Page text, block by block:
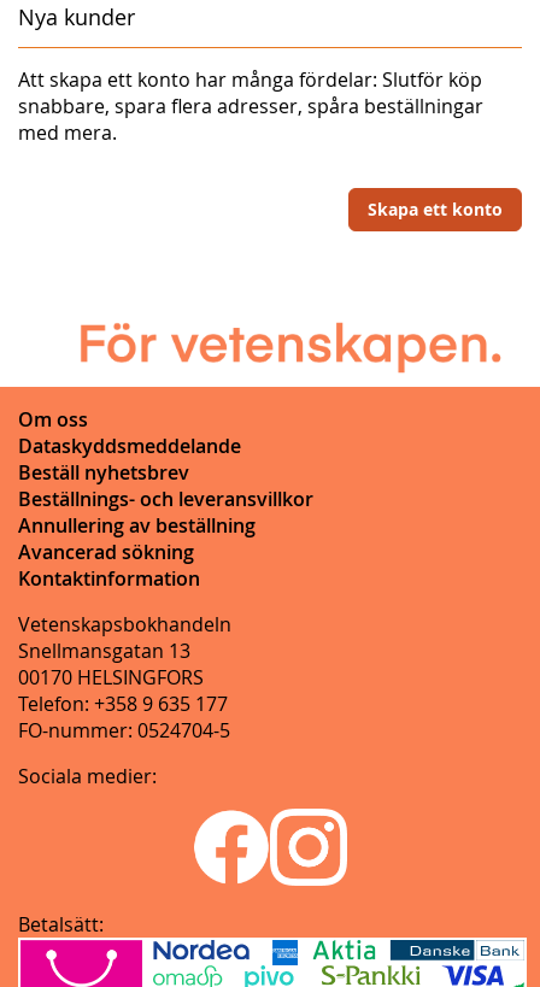
Nya kunder
Att skapa ett konto har många fördelar: Slutför köp
snabbare, spara flera adresser, spåra beställningar
med mera.
Skapa ett konto
Om oss
Dataskyddsmeddelande
Beställ nyhetsbrev
Beställnings- och leveransvillkor
Annullering av beställning
Avancerad sökning
Kontaktinformation
Vetenskapsbokhandeln
Snellmansgatan 13
00170 HELSINGFORS
Telefon: +358 9 635 177
FO-nummer: 0524704-5
Sociala medier:
Betalsätt: